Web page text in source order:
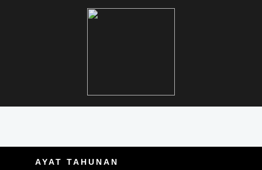
AYAT TAHUNAN